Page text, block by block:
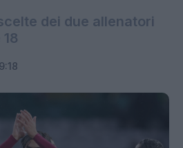
dei due allenatori